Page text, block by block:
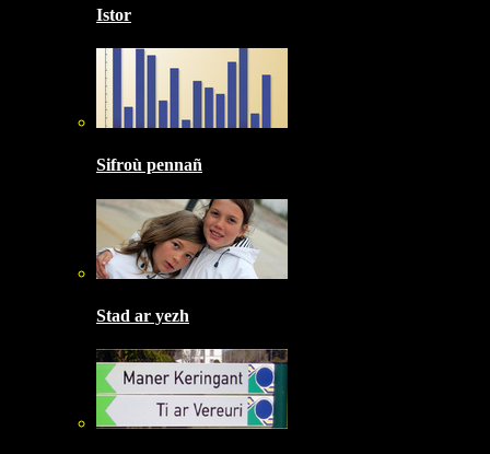
Istor
Sifroù pennañ
Stad ar yezh